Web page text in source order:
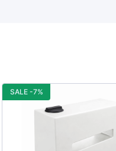
SALE -7%